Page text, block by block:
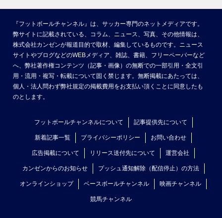
『フットボールチャンネル』は、サッカー専門のネットメディアです。
弊サイトに記載されている、コラム、ニュース、写真、その他情報は、
株式会社カンゼンが報道目的で取材、編集しているものです。ニュース
サイトやブログなどのWEBメディア、雑誌、書籍、フリーペーパーなど
へ、弊社著作権コンテンツ（記事・画像）の無断での一部引用・全文引
用・流用・複写・転載について固く禁じます。無断掲載にあたっては、
個人・法人問わず弊社規定の掲載費用をお支払い頂くことに同意したも
のとします。
フットボールチャンネルについて 記事提供先について
新着記事一覧 プライバシーポリシー お問い合わせ
広告掲載について リリース送付先について 運営会社
カンゼンからのお知らせ プッシュ通知解除（配信停止）の方法
オンラインショップ ベースボールチャンネル 映画チャンネル
競馬チャンネル